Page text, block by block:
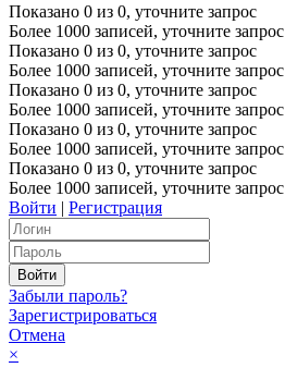
Показано 0 из 0, уточните запрос
Более 1000 записей, уточните запрос
Показано 0 из 0, уточните запрос
Более 1000 записей, уточните запрос
Показано 0 из 0, уточните запрос
Более 1000 записей, уточните запрос
Показано 0 из 0, уточните запрос
Более 1000 записей, уточните запрос
Показано 0 из 0, уточните запрос
Более 1000 записей, уточните запрос
Войти | Регистрация
Забыли пароль?
Зарегистрироваться
Отмена
×